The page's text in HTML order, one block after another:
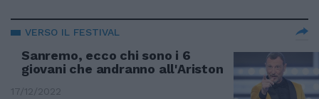
VERSO IL FESTIVAL
Sanremo, ecco chi sono i 6
giovani che andranno all'Ariston
17/12/2022